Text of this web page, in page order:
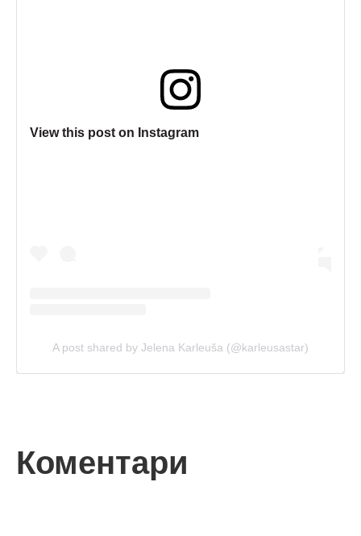
View this post on Instagram
A post shared by Jelena Karleuša (@karleusastar)
Коментари